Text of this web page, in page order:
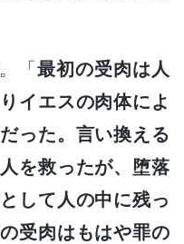
「最初の受肉は人
イエスの肉体によ
った。言い換える
を救ったが、堕落
して人の中に残っ
受肉はもはや罪の